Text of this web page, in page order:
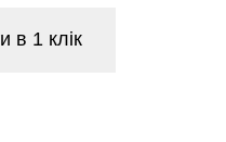
в 1 клік